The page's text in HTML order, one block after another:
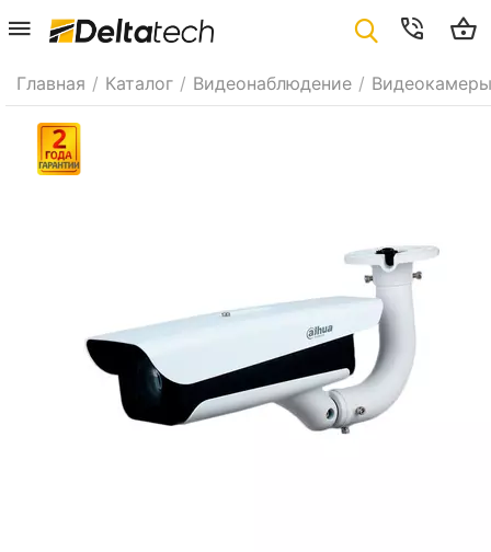
Главная / Каталог / Видеонаблюдение / Видеокамеры